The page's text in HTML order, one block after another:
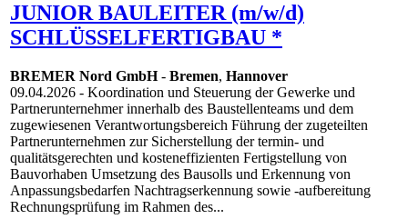
JUNIOR BAULEITER (m/w/d)
SCHLÜSSELFERTIGBAU *
BREMER Nord GmbH- Bremen, Hannover
09.04.2026 - Koordination und Steuerung der Gewerke und
Partnerunternehmer innerhalb des Baustellenteams und dem
zugewiesenen Verantwortungsbereich Führung der zugeteilten
Partnerunternehmen zur Sicherstellung der termin- und
qualitätsgerechten und kosteneffizienten Fertigstellung von
Bauvorhaben Umsetzung des Bausolls und Erkennung von
Anpassungsbedarfen Nachtragserkennung sowie -aufbereitung
Rechnungsprüfung im Rahmen des...